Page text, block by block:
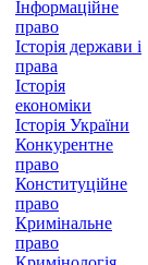
Інформаційне
право
Історія держави і
права
Історія
економіки
Історія України
Конкурентне
право
Конституційне
право
Кримінальне
право